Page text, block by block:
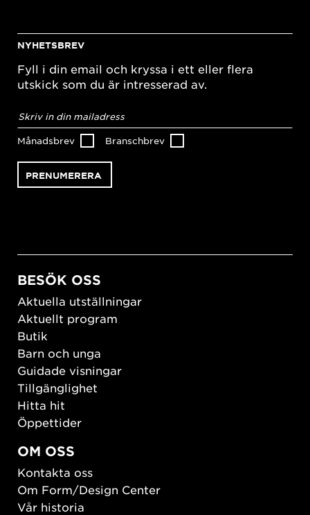
NYHETSBREV
Fyll i din email och kryssa i ett eller flera
utskick som du är intresserad av.
postadress*
Månadsbrev Branschbrev
BESÖK OSS
Aktuella utställningar
Aktuellt program
Butik
Barn och unga
Guidade visningar
Tillgänglighet
Hitta hit
Öppettider
OM OSS
Kontakta oss
Om Form/Design Center
Vår historia